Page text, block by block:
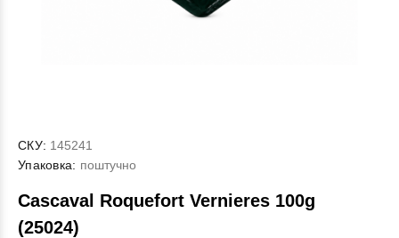
СКУ: 145241
Упаковка: поштучно
Cascaval Roquefort Vernieres 100g
(25024)